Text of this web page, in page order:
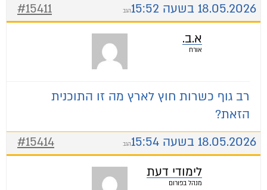
18.05.2026 בשעה 15:52
#15411 הגב
א.ב.
אורח
רב גוף כשרות חוץ לארץ מה זו התוכנית
הזאת?
18.05.2026 בשעה 15:54
#15414 הגב
לימודי דעת
מנהל בפורום